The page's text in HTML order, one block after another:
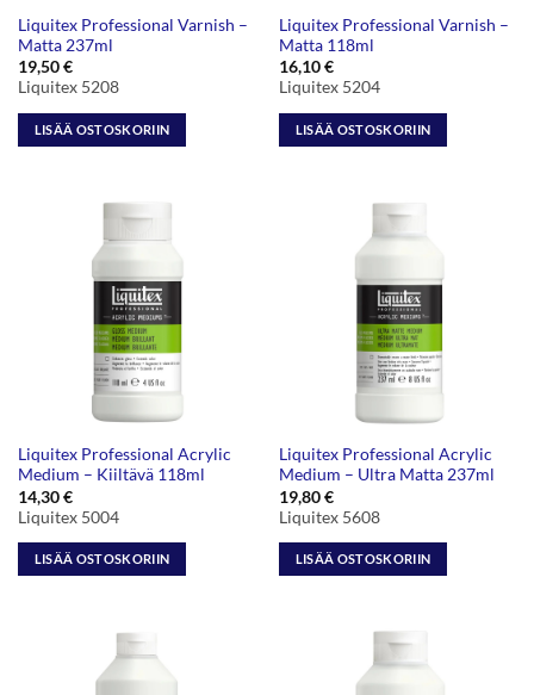
Liquitex Professional Varnish –
Matta 237ml
19,50€
Liquitex 5208
LISÄÄ OSTOSKORIIN
Liquitex Professional Varnish –
Matta 118ml
16,10€
Liquitex 5204
LISÄÄ OSTOSKORIIN
Liquitex Professional Acrylic
Medium – Kiiltävä 118ml
14,30€
Liquitex 5004
LISÄÄ OSTOSKORIIN
Liquitex Professional Acrylic
Medium – Ultra Matta 237ml
19,80€
Liquitex 5608
LISÄÄ OSTOSKORIIN